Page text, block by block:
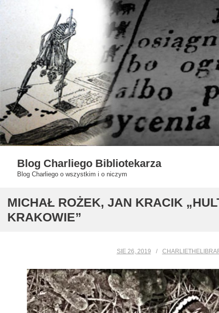
Blog Charliego Bibliotekarza
Blog Charliego o wszystkim i o niczym
MICHAŁ ROŻEK, JAN KRACIK
KRAKOWIE”
SIE 26, 2019